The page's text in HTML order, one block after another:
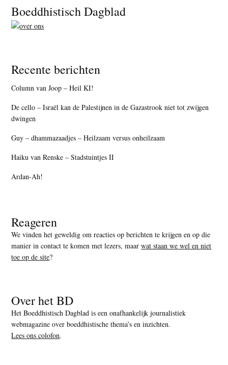
Footer
Boeddhistisch Dagblad
Recente berichten
Column van Joop – Heil KI!
De cello – Israël kan de Palestijnen in de Gazastrook niet tot zwijgen
dwingen
Guy – dhammazaadjes – Heilzaam versus onheilzaam
Haiku van Renske – Stadstuintjes II
Ardan-Ah!
Reageren
We vinden het geweldig om reacties op berichten te krijgen en op die
manier in contact te komen met lezers, maarwat staan we wel en niet
toe op de site?
Over het BD
Het Boeddhistisch Dagblad is een onafhankelijk journalistiek
webmagazine over boeddhistische thema’s en inzichten.
Lees ons colofon.